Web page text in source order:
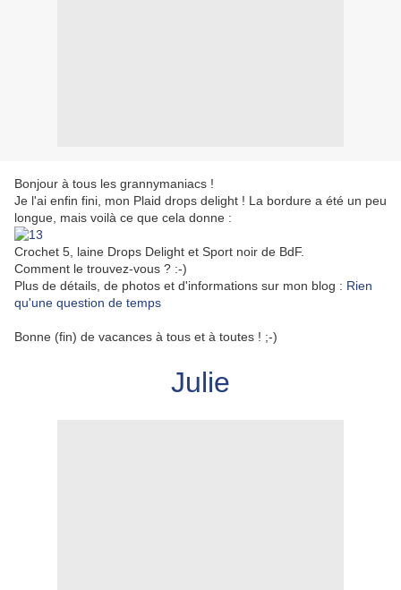
Bonjour à tous les grannymaniacs !
Je l'ai enfin fini, mon Plaid drops delight ! La bordure a été un peu
longue, mais voilà ce que cela donne :
Crochet 5, laine Drops Delight et Sport noir de BdF.
Comment le trouvez-vous ? :-)
Plus de détails, de photos et d'informations sur mon blog : Rien
qu'une question de temps
Bonne (fin) de vacances à tous et à toutes ! ;-)
Julie